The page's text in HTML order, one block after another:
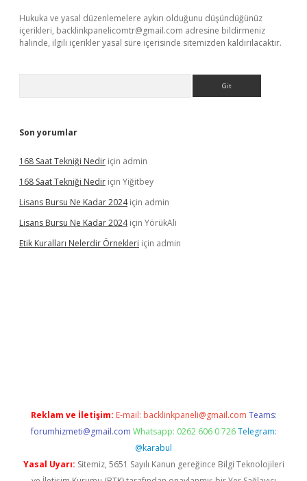
Hukuka ve yasal düzenlemelere aykırı olduğunu düşündüğünüz
içerikleri, backlinkpanelicomtr@gmail.com adresine bildirmeniz
halinde, ilgili içerikler yasal süre içerisinde sitemizden kaldırılacaktır.
Son yorumlar
168 Saat Tekniği Nedir için admin
168 Saat Tekniği Nedir için Yiğitbey
Lisans Bursu Ne Kadar 2024için admin
Lisans Bursu Ne Kadar 2024için YörükAli
Etik Kuralları Nelerdir Örnekleri için admin
Reklam ve İletişim: E-mail: backlinkpaneli@gmail.com Teams:
forumhizmeti@gmail.com Whatsapp: 0262 606 0 726 Telegram:
@karabul
Yasal Uyarı: Sitemiz, 5651 Sayılı Kanun gereğince Bilgi Teknolojileri